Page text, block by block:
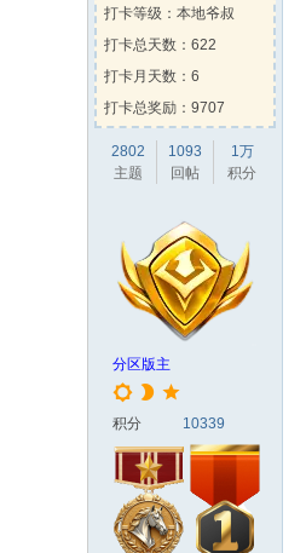
打卡等级：本地爷叔
打卡总天数：622
打卡月天数：6
打卡总奖励：9707
2802
主题
1093
回帖
1万
积分
分区版主
积分 10339